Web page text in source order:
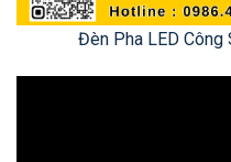
Đèn Pha LED Công